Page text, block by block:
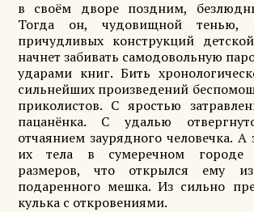
в своём дворе поздним,
Тогда он, чудовищной тенью,
причудливых конструкций
начнет забивать самодовольную
ударами книг. Бить
сильнейших произведений
приколистов. С яростью
пацанёнка. С удалью
отчаянием заурядного человечка. А
их тела в сумеречном городе
размеров, что открылся
подаренного мешка. Из сильно
кулька с откровениями.